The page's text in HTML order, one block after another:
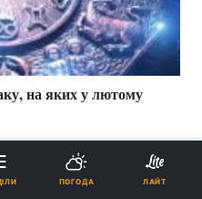
на яких у лютому
ПОГОДА ЛАЙТ